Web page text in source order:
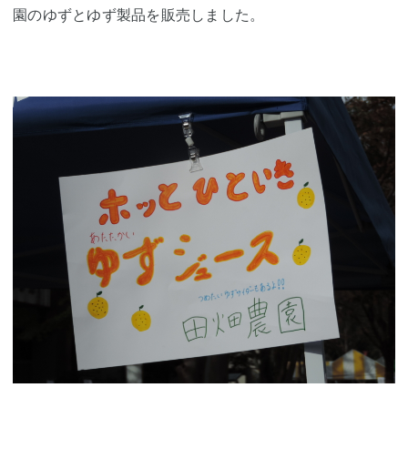
園のゆずとゆず製品を販売しました。